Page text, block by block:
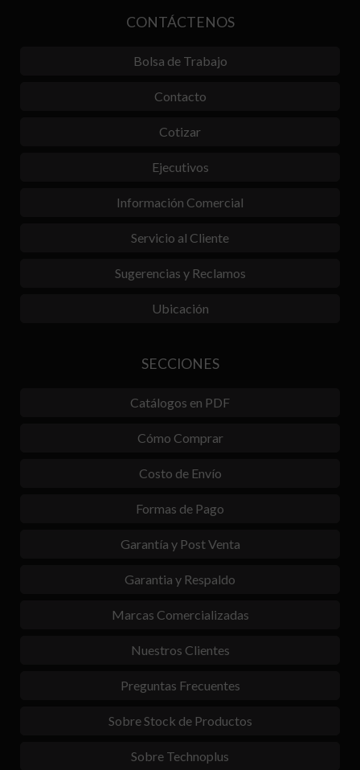
CONTÁCTENOS
Bolsa de Trabajo
Contacto
Cotizar
Ejecutivos
Información Comercial
Servicio al Cliente
Sugerencias y Reclamos
Ubicación
SECCIONES
Catálogos en PDF
Cómo Comprar
Costo de Envío
Formas de Pago
Garantía y Post Venta
Garantia y Respaldo
Marcas Comercializadas
Nuestros Clientes
Preguntas Frecuentes
Sobre Stock de Productos
Sobre Technoplus